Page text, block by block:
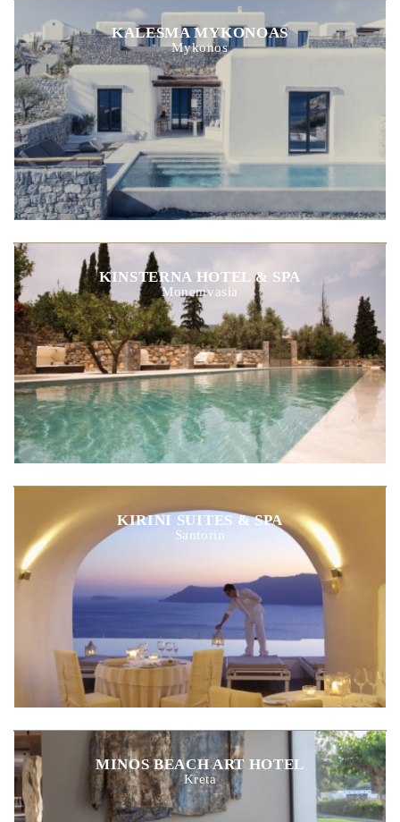
KALESMA MYKONOAS
Mykonos
KINSTERNA HOTEL & SPA
Monemvasia
KIRINI SUITES & SPA
Santorin
MINOS BEACH ART HOTEL
Kreta